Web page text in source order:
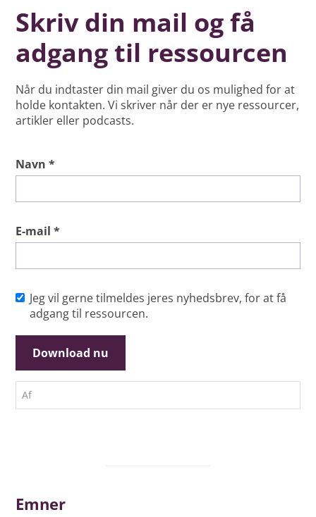
Skriv din mail og få
adgang til ressourcen
Når du indtaster din mail giver du os mulighed for at
holde kontakten. Vi skriver når der er nye ressourcer,
artikler eller podcasts.
Navn *
E-mail *
Jeg vil gerne tilmeldes jeres nyhedsbrev, for at få
adgang til ressourcen.
Af
Emner